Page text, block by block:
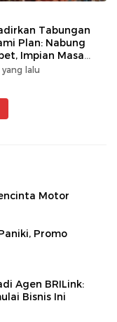
Tabungan
Plan: Nabung
Impian Masa
Dekat!
lalu
Motor
Promo
Agen BRILink:
Bisnis Ini